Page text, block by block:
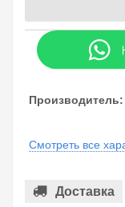
Производитель:
Смотреть все
Доставка